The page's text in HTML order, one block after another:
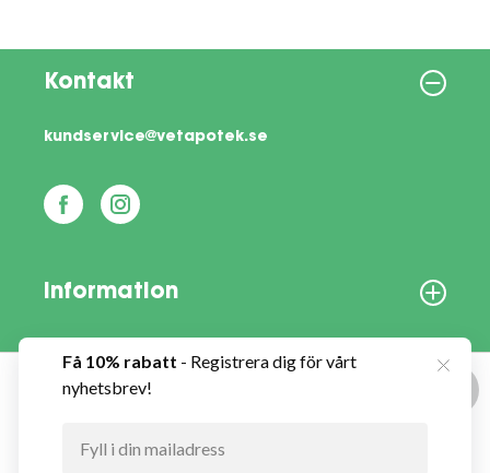
Vi använder enhetsidentifierare för att anpassa
Kontakt
kundservice@vetapotek.se
Information
Om oss